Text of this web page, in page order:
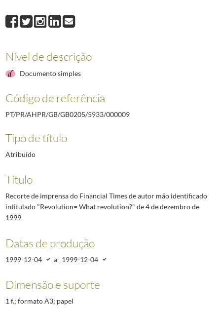
000012Índice dos Documentos constantes no dossier
Nível de descrição
Documento simples
Código de referência
PT/PR/AHPR/GB/GB0205/5933/000009
Tipo de título
Atribuído
Título
Recorte de imprensa do Financial Times de autor mão identificado
intitulado "Revolution= What revolution?" de 4 de dezembro de
1999
Datas de produção
1999-12-04 a 1999-12-04
Dimensão e suporte
1 f.; formato A3; papel